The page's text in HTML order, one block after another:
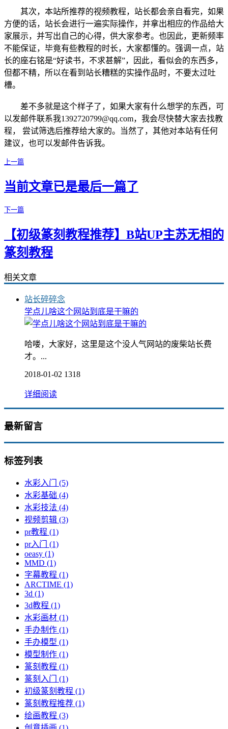
其次，本站所推荐的视频教程，站长都会亲自看完，如果
方便的话，站长会进行一遍实际操作，并拿出相应的作品给大
家展示，并写出自己的心得，供大家参考。也因此，更新频率
不能保证，毕竟有些教程的时长，大家都懂的。强调一点，站
长的座右铭是“好读书，不求甚解”，因此，看似会的东西多，
但都不精，所以在看到站长糟糕的实操作品时，不要太过吐
槽。
差不多就是这个样子了，如果大家有什么想学的东西，可
以发邮件联系我1392720799@qq.com，我会尽快替大家去找教
程， 尝试筛选后推荐给大家的。当然了，其他对本站有任何
建议，也可以发邮件告诉我。
上一篇
当前文章已是最后一篇了
下一篇
【初级篆刻教程推荐】B站UP主苏无相的
篆刻教程
相关文章
站长碎碎念
学点儿啥这个网站到底是干嘛的
哈喽，大家好，这里是这个没人气网站的废柴站长费
才。...
2018-01-02 1318
详细阅读
最新留言
标签列表
水彩入门
(5)
水彩基础 (4)
水彩技法 (4)
视频剪辑 (3)
pr教程 (1)
pr入门
(1)
oeasy (1)
MMD (1)
字幕教程 (1)
ARCTIME (1)
3d (1)
3d教程 (1)
水彩画材 (1)
手办制作 (1)
手办模型 (1)
模型制作 (1)
篆刻教程 (1)
篆刻入门
(1)
初级篆刻教程 (1)
篆刻教程推荐 (1)
绘画教程 (3)